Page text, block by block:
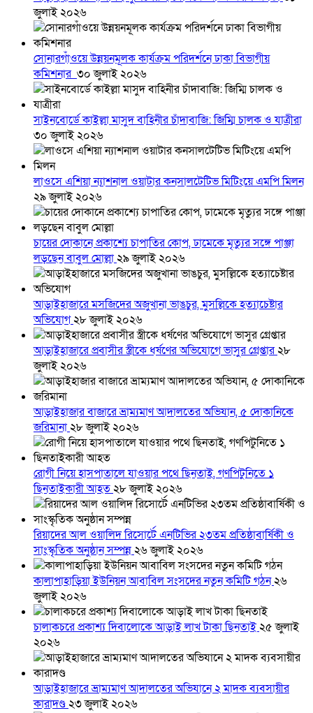
জুলাই ২০২৬
সোনারগাঁওয়ে উন্নয়নমূলক কার্যক্রম পরিদর্শনে ঢাকা বিভাগীয়
কমিশনার ৩০ জুলাই ২০২৬
সাইনবোর্ডে কাইল্লা মাসুদ বাহিনীর চাঁদাবাজি: জিম্মি চালক ও যাত্রীরা
৩০ জুলাই ২০২৬
লাওসে এশিয়া ন্যাশনাল ওয়াটার কনসালটেটিভ মিটিংয়ে এমপি মিলন
২৯ জুলাই ২০২৬
চায়ের দোকানে প্রকাশ্যে চাপাতির কোপ, ঢামেকে মৃত্যুর সঙ্গে পাঞ্জা
লড়ছেন বাবুল মোল্লা২৯ জুলাই ২০২৬
আড়াইহাজারে মস‌জি‌দের অজুখানা ভাঙচুর, মুসল্লিকে হত্যাচেষ্টার
অভিযোগ২৮ জুলাই ২০২৬
আড়াইহাজারে প্রবাসীর স্ত্রীকে ধর্ষণের অভিযোগে ভাসুর গ্রেপ্তার২৮
জুলাই ২০২৬
আড়াইহাজার বাজারে ভ্রাম্যমাণ আদালতের অভিযান, ৫ দোকানিকে
জরিমানা২৮ জুলাই ২০২৬
রোগী নিয়ে হাসপাতালে যাওয়ার পথে ছিনতাই, গণপিটুনিতে ১
ছিনতাইকারী আহত২৮ জুলাই ২০২৬
রিয়াদের আল ওয়ালিদ রিসোর্টে এনটিভির ২৩তম প্রতিষ্ঠাবার্ষিকী ও
সাংস্কৃতিক অনুষ্ঠান সম্পন্ন২৬ জুলাই ২০২৬
কালাপাহাড়িয়া ইউনিয়ন আবাবিল সংসদের নতুন কমিটি গঠন২৬
জুলাই ২০২৬
চালাকচরে প্রকাশ্য দিবালোকে আড়াই লাখ টাকা ছিনতাই২৫ জুলাই
২০২৬
আড়াইহাজারে ভ্রাম্যমাণ আদালতের অভিযানে ২ মাদক ব্যবসায়ীর
কারাদণ্ড২৩ জুলাই ২০২৬